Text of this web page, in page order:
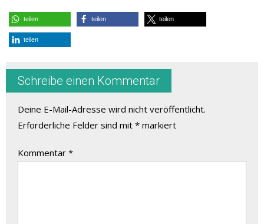
teilen teilen teilen
teilen
Schreibe einen Kommentar
Deine E-Mail-Adresse wird nicht veröffentlicht.
Erforderliche Felder sind mit * markiert
Kommentar *